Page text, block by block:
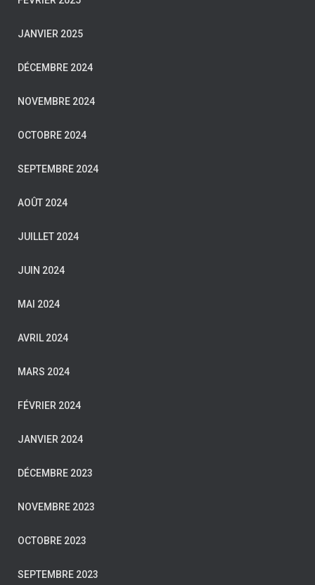
JANVIER 2025
DÉCEMBRE 2024
NOVEMBRE 2024
OCTOBRE 2024
SEPTEMBRE 2024
AOÛT 2024
JUILLET 2024
JUIN 2024
MAI 2024
AVRIL 2024
MARS 2024
FÉVRIER 2024
JANVIER 2024
DÉCEMBRE 2023
NOVEMBRE 2023
OCTOBRE 2023
SEPTEMBRE 2023